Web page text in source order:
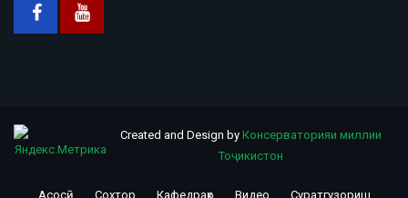
Created and Design by Консерваторияи миллии
Тоҷикистон
Асосӣ Сохтор Кафедраҳо Видео Суратгузориш